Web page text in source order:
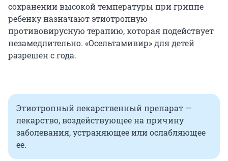
сохранении высокой температуры при гриппе
ребенку назначают этиотропную
противовирусную терапию, которая подействует
незамедлительно. «Осельтамивир» для детей
разрешен с года.
Этиотропный лекарственный препарат —
лекарство, воздействующее на причину
заболевания, устраняющее или ослабляющее
ее.